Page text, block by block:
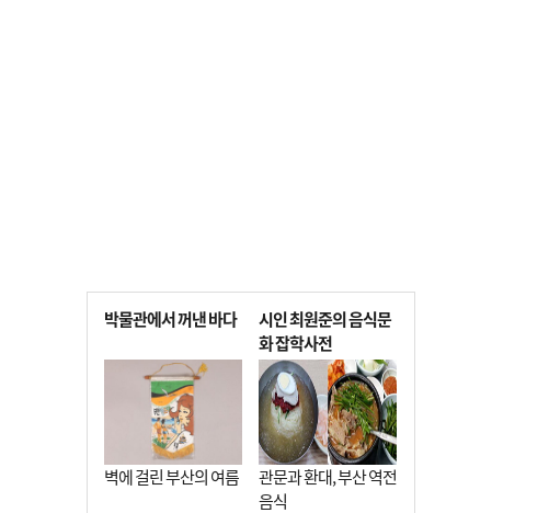
박물관에서 꺼낸 바다
벽에 걸린 부산의 여름
시인 최원준의 음식문
화 잡학사전
관문과 환대, 부산 역전
음식